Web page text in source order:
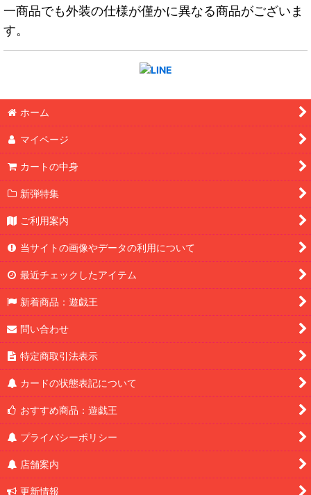
一商品でも外装の仕様が僅かに異なる商品がございま
す。
ホーム
マイページ
カートの中身
新弾特集
ご利用案内
当サイトの画像やデータの利用について
最近チェックしたアイテム
新着商品：遊戯王
問い合わせ
特定商取引法表示
カードの状態表記について
おすすめ商品：遊戯王
プライバシーポリシー
店舗案内
更新情報